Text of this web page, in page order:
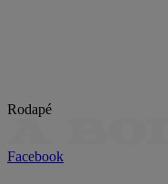
Rodapé
Facebook